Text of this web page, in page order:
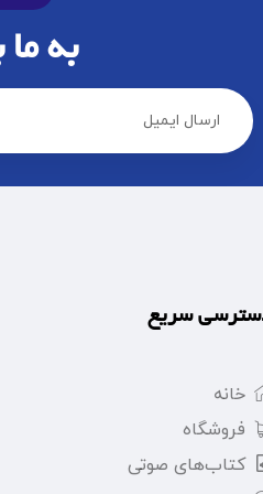
به ما
سریع
خانه
فروشگاه
کتاب‌های صوتی